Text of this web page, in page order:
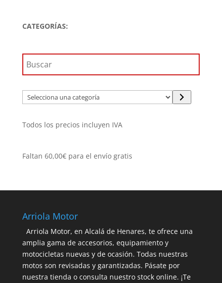
era:
CATEGORÍAS:
Selecciona
una
Todos los precios incluyen IVA
Faltan 60,00€para el envío gratis
Arriola Motor
Arriola Motor, en Alcalá de Henares, te ofrece una
amplia gama de accesorios, equipamiento y
motocicletas nuevas y de ocasión. Todas nuestras
motos son revisadas y garantizadas. Pásate por
nuestra tienda o consulta nuestro stock online. ¡Te